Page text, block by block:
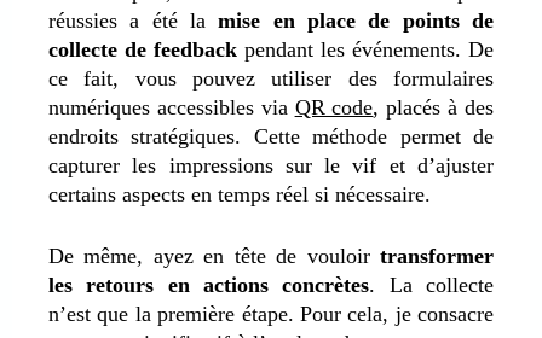
réussies a été lamise en place de points de
collecte de feedback pendant les événements. De
ce fait, vous pouvez utiliser des formulaires
numériques accessibles via QR code, placés à des
endroits stratégiques. Cette méthode permet de
capturer les impressions sur le vif et d’ajuster
certains aspects en temps réel si nécessaire.
De même, ayez en tête de vouloir transformer
les retours en actions concrètes. La collecte
n’est que la première étape. Pour cela, je consacre